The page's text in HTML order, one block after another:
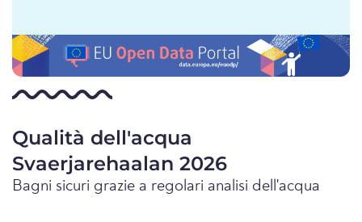
Qualità dell'acqua
Svaerjarehaalan 2026
Bagni sicuri grazie a regolari analisi dell'acqua